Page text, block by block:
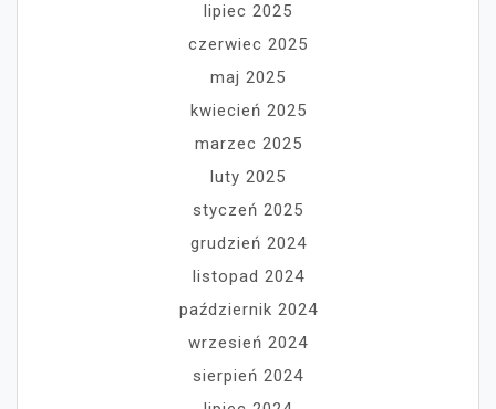
lipiec 2025
czerwiec 2025
maj 2025
kwiecień 2025
marzec 2025
luty 2025
styczeń 2025
grudzień 2024
listopad 2024
październik 2024
wrzesień 2024
sierpień 2024